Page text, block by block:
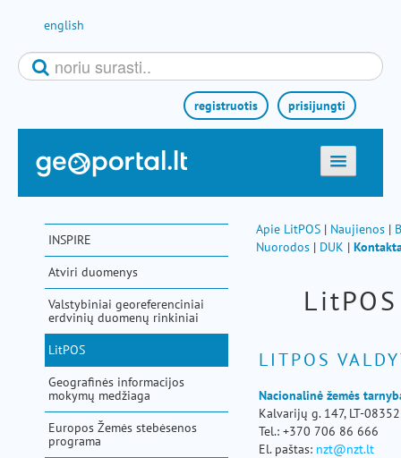
english
prisijungti
registruotis
titulinis
žemėlapiai
el. paslaugos
paieška
pagalba
INSPIRE
Atviri duomenys
Valstybiniai georeferenciniai
erdvinių duomenų rinkiniai
LitPOS
Geografinės informacijos
mokymų medžiaga
Europos Žemės stebėsenos
programa
Apie LitPOS | Naujienos |
Nuorodos | DUK |
LITPOS
Nacionalinė žemės
Kalvarijų g. 147, LT-
Tel.: +370 706 86 666
El. paštas: nzt@nzt.lt